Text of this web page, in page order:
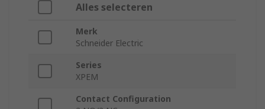
Alles selecteren
Merk
Schneider Electric
Series
XPEM
Contact Configuration